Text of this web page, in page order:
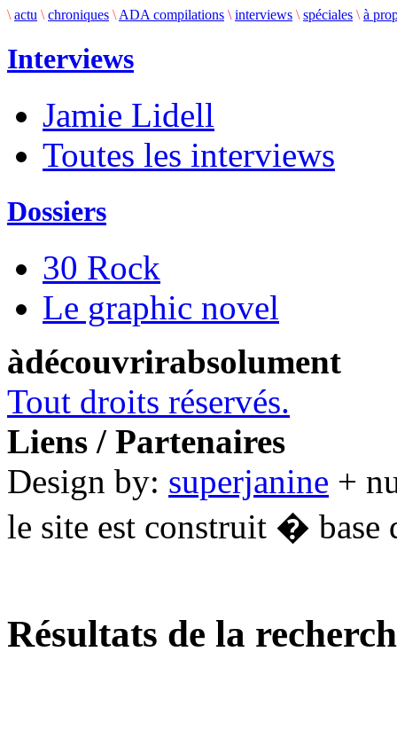
\ actu \ chroniques \ ADA compilations \ interviews \ spéciales \ à
Interviews
Jamie Lidell
Toutes les interviews
Dossiers
30 Rock
Le graphic novel
àdécouvrirabsolument
Tout droits réservés.
Liens / Partenaires
Design by: superjanine +
le site est construit � base
Résultats de la